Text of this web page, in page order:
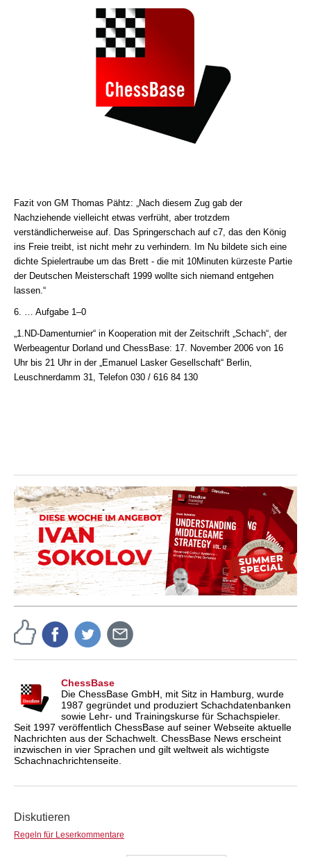
Fazit von GM Thomas Pähtz: „Nach diesem Zug gab der
Nachziehende vielleicht etwas verfrüht, aber trotzdem
verständlicherweise auf. Das Springerschach auf c7, das den König
ins Freie treibt, ist nicht mehr zu verhindern. Im Nu bildete sich eine
dichte Spielertraube um das Brett - die mit 10Minuten kürzeste Partie
der Deutschen Meisterschaft 1999 wollte sich niemand entgehen
lassen.“
6. … Aufgabe 1–0
„1.ND-Damenturnier“ in Kooperation mit der Zeitschrift „Schach“, der
Werbeagentur Dorland und ChessBase: 17. November 2006 von 16
Uhr bis 21 Uhr in der „Emanuel Lasker Gesellschaft“ Berlin,
Leuschnerdamm 31, Telefon 030 / 616 84 130
ChessBase
Die ChessBase GmbH, mit Sitz in Hamburg, wurde
1987 gegründet und produziert Schachdatenbanken
sowie Lehr- und Trainingskurse für Schachspieler.
Seit 1997 veröffentlich ChessBase auf seiner Webseite aktuelle
Nachrichten aus der Schachwelt. ChessBase News erscheint
inzwischen in vier Sprachen und gilt weltweit als wichtigste
Schachnachrichtenseite.
Diskutieren
Regeln für Leserkommentare